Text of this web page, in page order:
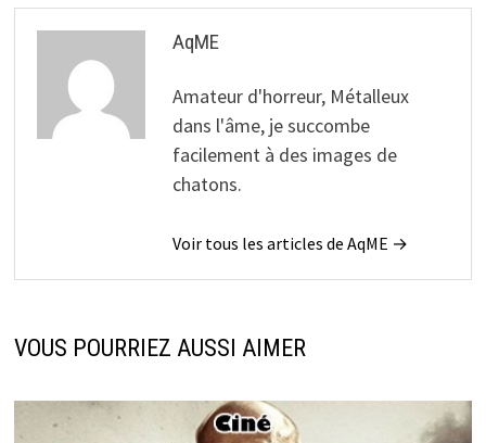
AqME
Amateur d'horreur, Métalleux
dans l'âme, je succombe
facilement à des images de
chatons.
Voir tous les articles de AqME →
VOUS POURRIEZ AUSSI AIMER